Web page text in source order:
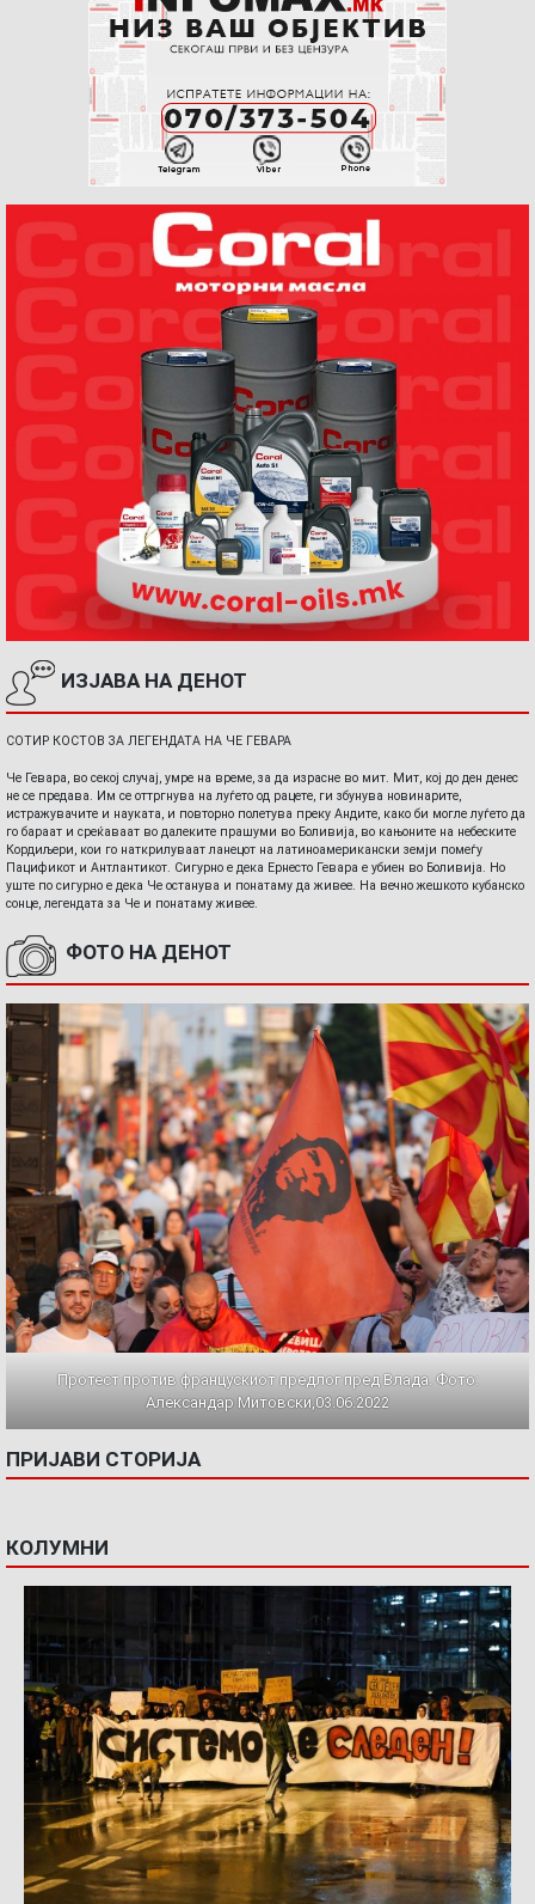
ИЗЈАВА НА ДЕНОТ
СОТИР КОСТОВ ЗА ЛЕГЕНДАТА НА ЧЕ ГЕВАРА
Че Гевара, во секој случај, умре на време, за да израсне во мит. Мит, кој до ден денес
не се предава. Им се оттргнува на луѓето од рацете, ги збунува новинарите,
истражувачите и науката, и повторно полетува преку Андите, како би могле луѓето да
го бараат и среќаваат во далеките прашуми во Боливија, во кањоните на небеските
Кордиљери, кои го наткрилуваат ланецот на латиноамерикански земји помеѓу
Пацификот и Антлантикот. Сигурно е дека Ернесто Гевара е убиен во Боливија. Но
уште по сигурно е дека Че останува и понатаму да живее. На вечно жешкото кубанско
сонце, легендата за Че и понатаму живее.
ФОТО НА ДЕНОТ
Протест против францускиот предлог пред Влада. Фото:
Александар Митовски,03.06.2022
ПРИЈАВИ СТОРИЈА
КОЛУМНИ